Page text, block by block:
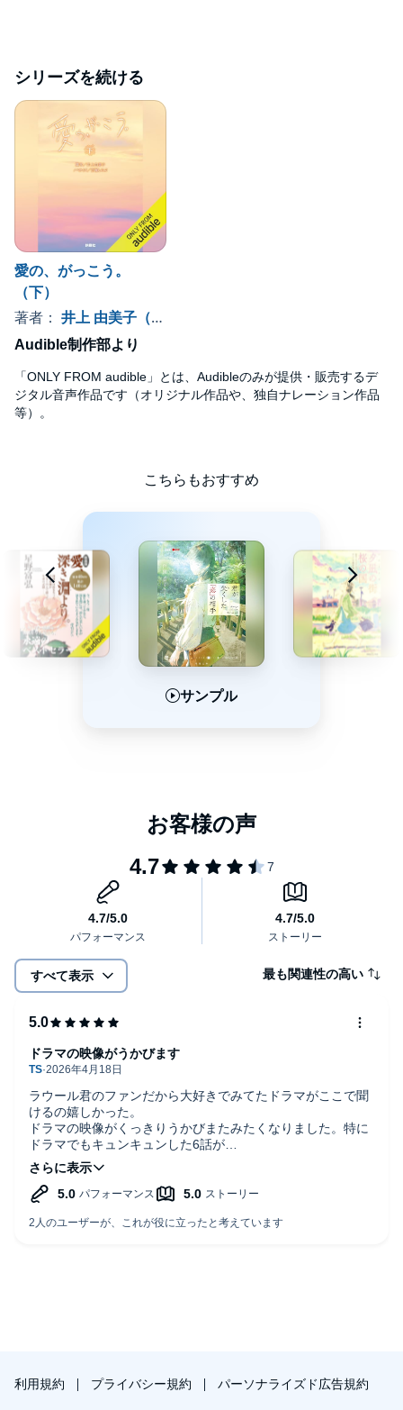
©2025 Yumiko INOUE / Shinobu MOMOSE,Fuji Television
Network,inc. (P)2026 Audible, Inc.
シリーズを続ける
愛の、がっこう。
（下）
著者： 井上 由美子（脚本）
Audible制作部より
「ONLY FROM audible」とは、Audibleのみが提供・販売するデ
ジタル音声作品です（オリジナル作品や、独自ナレーション作品
等）。
こちらもおすすめ
サンプル
すべて表示 最も関連性の高い
ラウール君のファンだから大好きでみてたドラマがここで聞
けるの嬉しかった。
ドラマの映像がくっきりうかびまたみたくなりました。特に
ドラマでもキュンキュンした6話が
Audibleでもほほえましかったり、なきたくなったり辞めて〜
と叫びたくなったりしました。下もたのしみです。
ドラマの映像がうかびます
利用規約 プライバシー規約 パーソナライズド広告規約